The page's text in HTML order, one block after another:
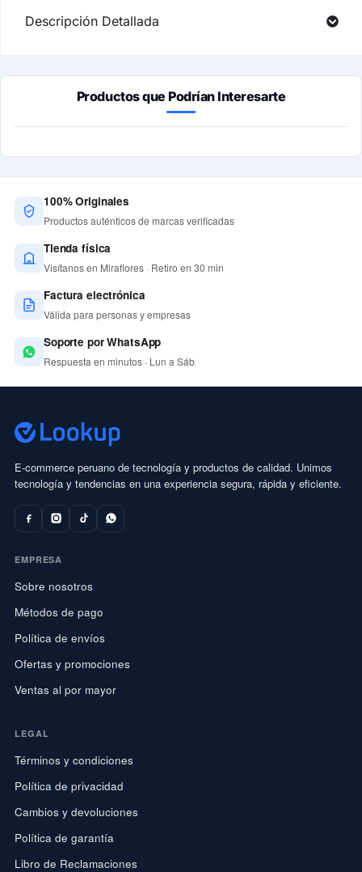
Descripción Detallada
Productos que Podrían Interesarte
100% Originales
Productos auténticos de marcas verificadas
Tienda física
Visítanos en Miraflores · Retiro en 30 min
Factura electrónica
Válida para personas y empresas
Soporte por WhatsApp
Respuesta en minutos · Lun a Sáb
E-commerce peruano de tecnología y productos de calidad. Unimos
tecnología y tendencias en una experiencia segura, rápida y eficiente.
EMPRESA
Sobre nosotros
Métodos de pago
Política de envíos
Ofertas y promociones
Ventas al por mayor
LEGAL
Términos y condiciones
Política de privacidad
Cambios y devoluciones
Política de garantía
Libro de Reclamaciones